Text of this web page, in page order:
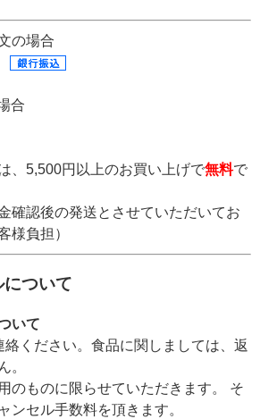
の場合
合
、5,500円以上のお買い上げで無料で
確認後の発送とさせていただいてお
様負担）
ついて
いて
ください。食品に関しましては、返
。
のものに限らせていただきます。 そ
ンセル手数料を頂きます。